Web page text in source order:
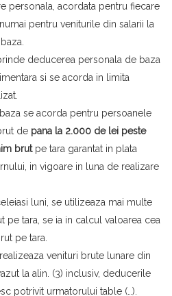
personala, acordata pentru fiecare
pentru veniturile din salarii la
deducerea personala de baza
si se acorda in limita
se acorda pentru persoanele
de pana la 2.000 de lei peste
brutpe tara garantat in plata
in vigoare in luna de realizare
luni, se utilizeaza mai multe
pe tara, se ia in calcul valoarea cea
pe tara.
venituri brute lunare din
la alin. (3) inclusiv, deducerile
potrivit urmatorului table (…).